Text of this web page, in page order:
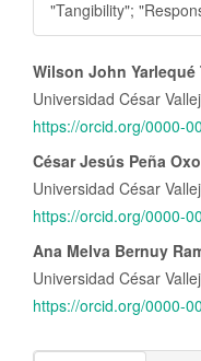
"Tangibility";
Contenido
principal
del
artículo
Wilson John Yarlequé
Universidad César
https://orcid.org/0000-
César Jesús Peña
Universidad César
https://orcid.org/0000-
Ana Melva Bernuy
Universidad César
https://orcid.org/0000-